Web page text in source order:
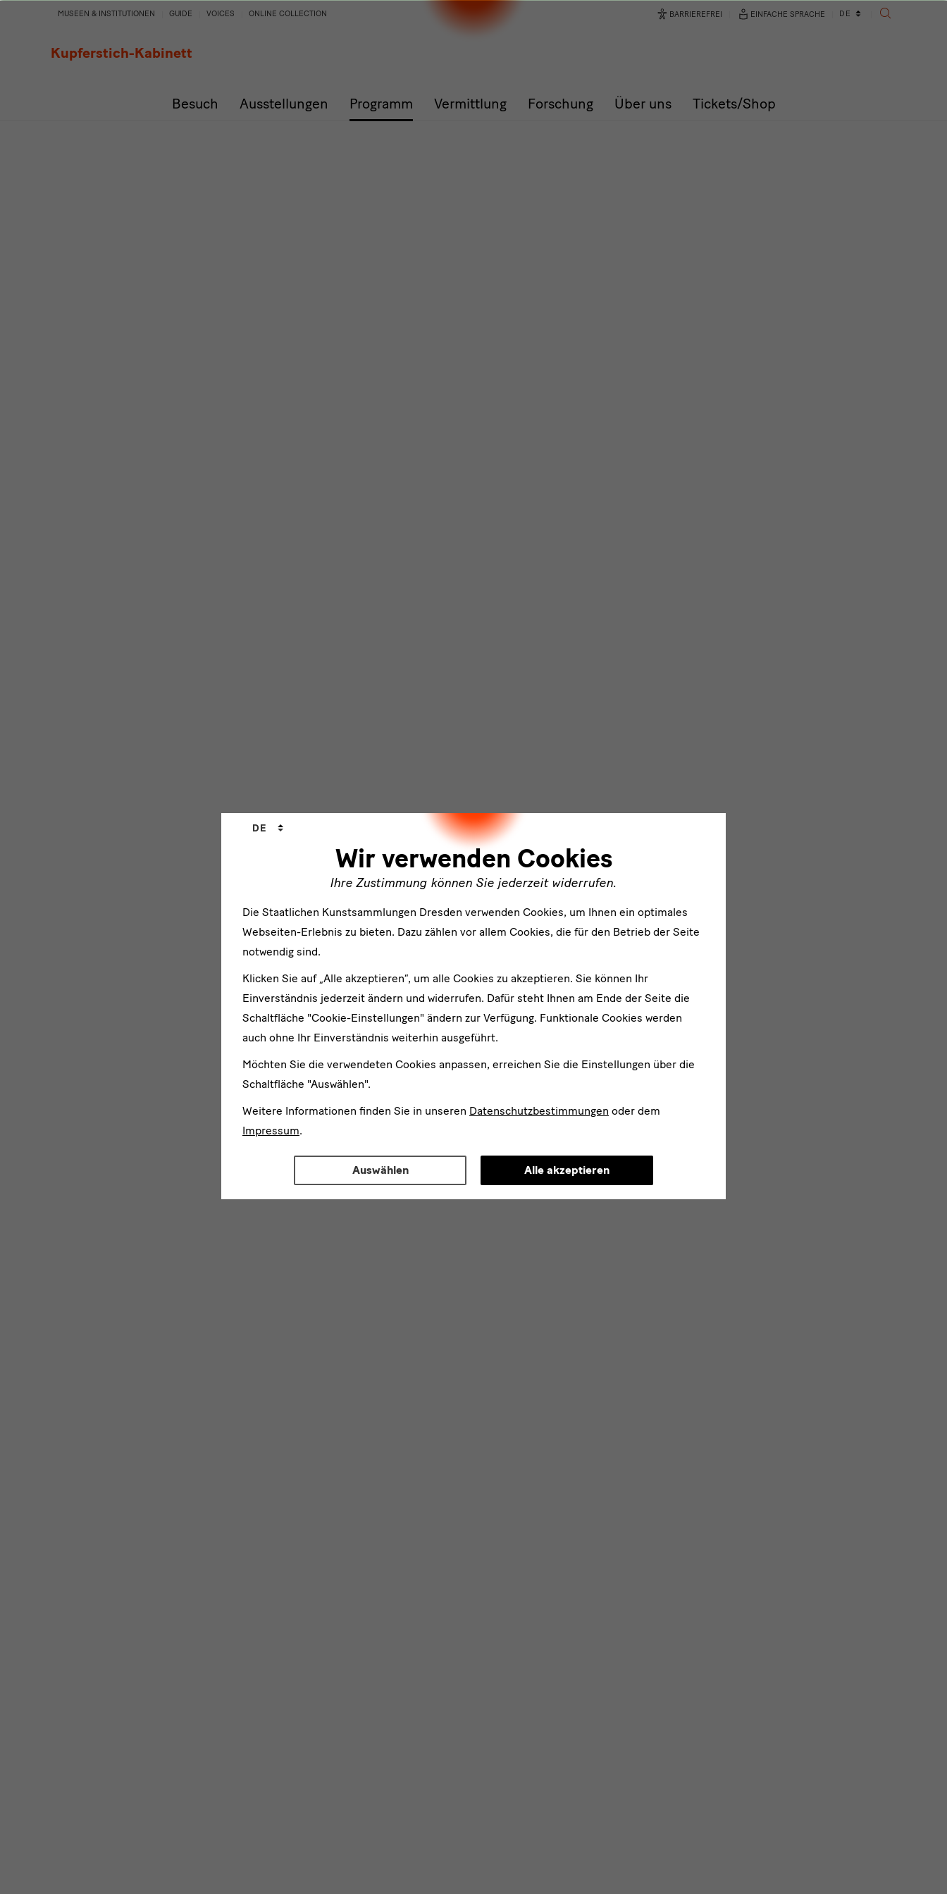
Kupferstich-Kabinett
Programm
Besuch Ausstellungen Programm Vermittlung Forschung Über uns Tickets/Shop
MUSEEN & INSTITUTIONEN GUIDE VOICES ONLINE COLLECTION BARRIEREFREI EINFACHE SPRACHE
Sprachwechsler
DE
SUCHE
Wir verwenden Cookies
Ihre Zustimmung können Sie jederzeit widerrufen.
Sprachwechsler
DE
Die Staatlichen Kunstsammlungen Dresden verwenden Cookies, um Ihnen ein optimales
Webseiten-Erlebnis zu bieten. Dazu zählen vor allem Cookies, die für den Betrieb der Seite
notwendig sind.
Klicken Sie auf „Alle akzeptieren“, um alle Cookies zu akzeptieren. Sie können Ihr
Einverständnis jederzeit ändern und widerrufen. Dafür steht Ihnen am Ende der Seite die
Schaltfläche "Cookie-Einstellungen" ändern zur Verfügung. Funktionale Cookies werden
auch ohne Ihr Einverständnis weiterhin ausgeführt.
Möchten Sie die verwendeten Cookies anpassen, erreichen Sie die Einstellungen über die
Schaltfläche "Auswählen".
Weitere Informationen finden Sie in unseren Datenschutzbestimmungen oder dem
Impressum.
Auswählen Alle akzeptieren